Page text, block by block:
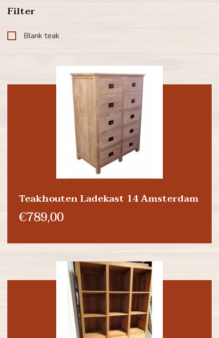
Filter
Blank teak
Teakhouten Ladekast 14 Amsterdam
€789,00